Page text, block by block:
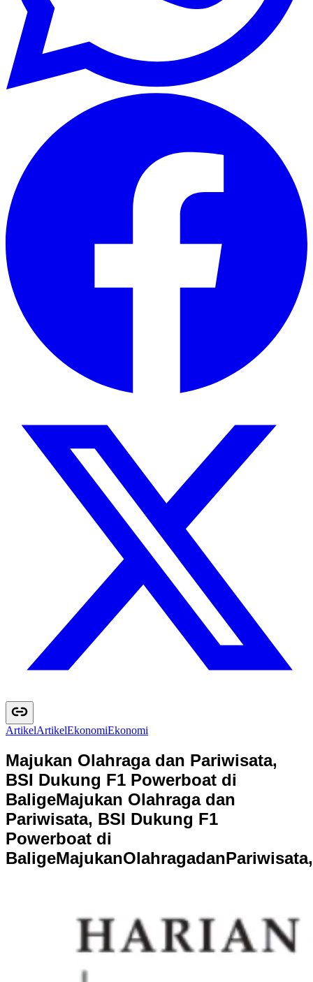
ArtikelArtikelEkonomiEkonomi
Majukan Olahraga dan Pariwisata,
BSI Dukung F1 Powerboat di
BaligeMajukan Olahraga dan
Pariwisata, BSI Dukung F1
Powerboat di
BaligeMajukanOlahragadanPariwisata,